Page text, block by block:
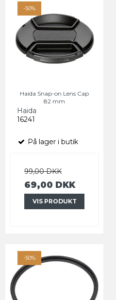
-50%
Haida Snap-on Lens Cap
82 mm
Haida
16241
På lager i butik
99,00 DKK
69,00 DKK
VIS PRODUKT
-50%